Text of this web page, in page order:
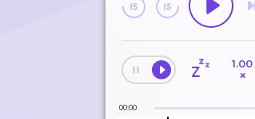
1.00
×
00:00